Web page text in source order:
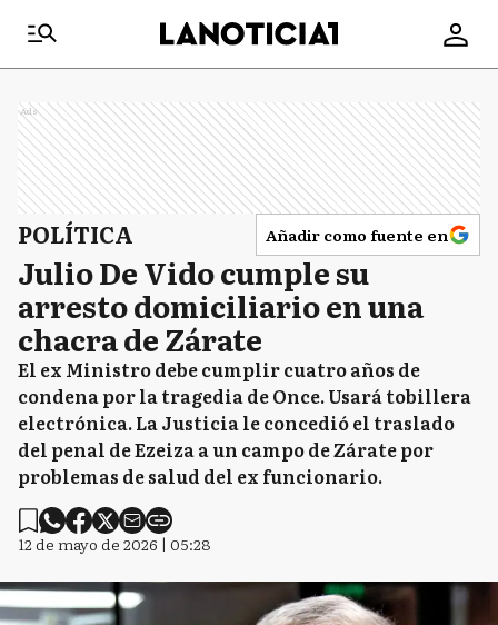
Ads
POLÍTICA Añadir como fuente en
Julio De Vido cumple su
arresto domiciliario en una
chacra de Zárate
El ex Ministro debe cumplir cuatro años de
condena por la tragedia de Once. Usará tobillera
electrónica. La Justicia le concedió el traslado
del penal de Ezeiza a un campo de Zárate por
problemas de salud del ex funcionario.
12 de mayo de 2026 | 05:28